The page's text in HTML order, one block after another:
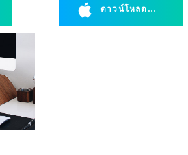
ดาวน์โหลดสำหรับ IOS